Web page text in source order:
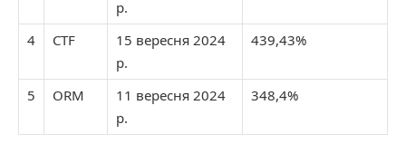
р.
4 CTF
15 вересня 2024
р.
439,43%
5 ORM
11 вересня 2024
р.
348,4%